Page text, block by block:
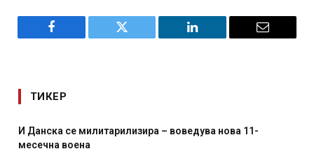
Facebook Twitter LinkedIn Email
ТИКЕР
И Данска се милитарилизира – воведува нова 11-
месечна воена